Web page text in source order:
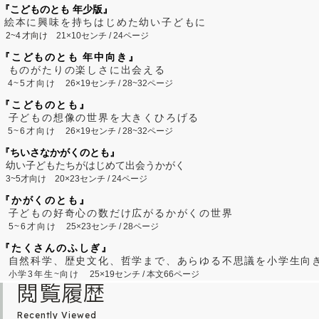
『こどものとも 年少版』
絵本に興味を持ちはじめた幼い子どもに
2~4 才向け 21×10センチ / 24ページ
『こどものとも 年中向き』
ものがたりの楽しさに出会える
4~5才向け26×19センチ / 28~32ページ
『こどものとも』
子どもの想像の世界を大きくひろげる
5~6才向け26×19センチ / 28~32ページ
『ちいさなかがくのとも』
幼い子どもたちがはじめて出会うかがく
3~5才向け 20×23センチ / 24ページ
『かがくのとも』
子どもの好奇心の数だけ広がるかがくの世界
5~6才向け25×23センチ / 28ページ
『たくさんのふしぎ』
自然科学、歴史文化、哲学まで、あらゆる不思議を小学生向
小学3年生~向け 25×19センチ / 本文66ページ
閲覧履歴
Recently Viewed